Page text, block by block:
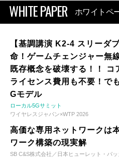
WHITE PAPER ホワイトペ
【基調講演 K2-4 スリーダ
命！ゲームチェンジャー無
既存概念を破壊する！！ コ
ライセンス費用も不要！で
Gモデル
ローカル5Gサミット
ワイヤレスジャパン×WTP 2026
高価な専用ネットワークは
ワーク構築の現実解
SB C&S株式会社／日本ヒューレット・パ